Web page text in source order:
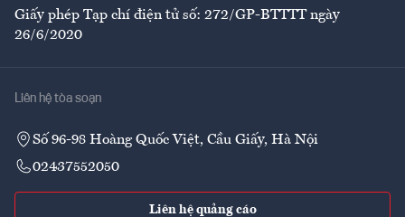
Giấy phép Tạp chí điện tử số: 272/GP-BTTTT ngày
26/6/2020
Liên hệ tòa soạn
Số 96-98 Hoàng Quốc Việt, Cầu Giấy, Hà Nội
02437552050
Liên hệ quảng cáo